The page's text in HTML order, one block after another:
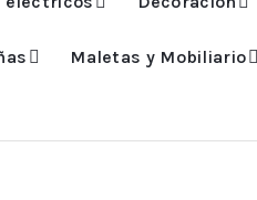
Maletas y Mobiliario